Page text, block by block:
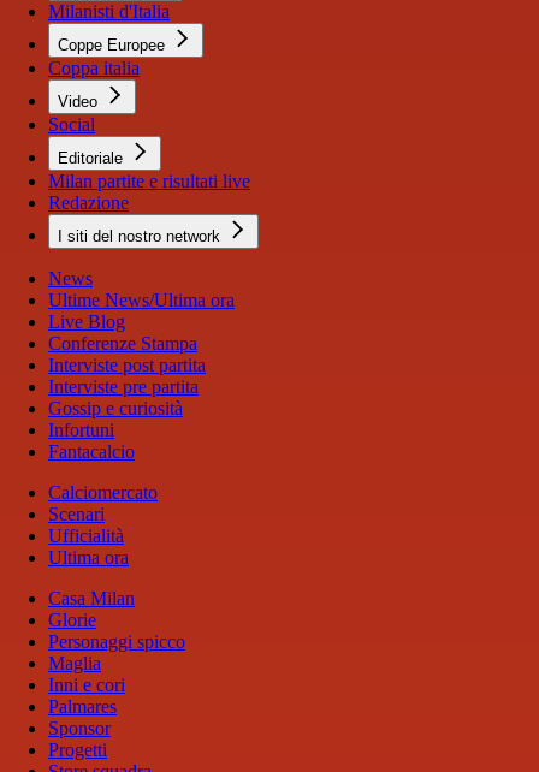
Milanisti d'Italia
Coppe Europee
Coppa italia
Video
Social
Editoriale
Milan partite e risultati live
Redazione
I siti del nostro network
News
Ultime News/Ultima ora
Live Blog
Conferenze Stampa
Interviste post partita
Interviste pre partita
Gossip e curiosità
Infortuni
Fantacalcio
Calciomercato
Scenari
Ufficialità
Ultima ora
Casa Milan
Glorie
Personaggi spicco
Maglia
Inni e cori
Palmares
Sponsor
Progetti